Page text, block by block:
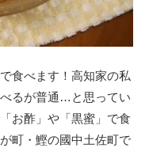
食べます！高知家の私
るが普通…と思ってい
お酢」や「黒蜜」で食
町・鰹の國中土佐町で